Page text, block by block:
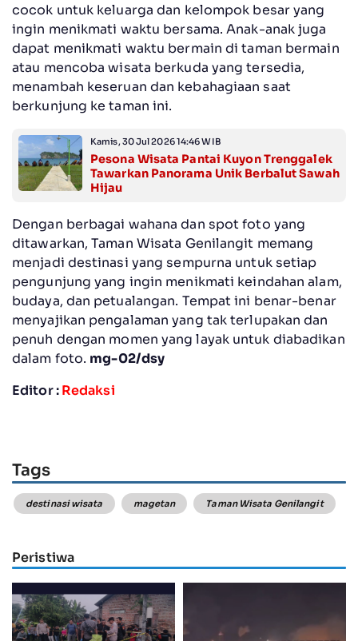
cocok untuk keluarga dan kelompok besar yang
ingin menikmati waktu bersama. Anak-anak juga
dapat menikmati waktu bermain di taman bermain
atau mencoba wisata berkuda yang tersedia,
menambah keseruan dan kebahagiaan saat
berkunjung ke taman ini.
Kamis, 30 Jul 2026 14:46 WIB
Pesona Wisata Pantai Kuyon Trenggalek
Tawarkan Panorama Unik Berbalut Sawah
Hijau
Dengan berbagai wahana dan spot foto yang
ditawarkan, Taman Wisata Genilangit memang
menjadi destinasi yang sempurna untuk setiap
pengunjung yang ingin menikmati keindahan alam,
budaya, dan petualangan. Tempat ini benar-benar
menyajikan pengalaman yang tak terlupakan dan
penuh dengan momen yang layak untuk diabadikan
dalam foto. mg-02/dsy
Editor :Redaksi
Tags
destinasi wisata magetan Taman Wisata Genilangit
Peristiwa